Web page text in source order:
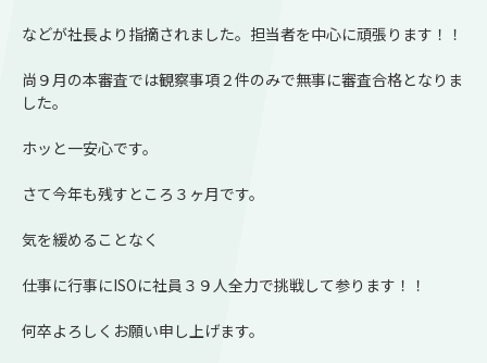
などが社長より指摘されました。担当者を中心に頑張ります！！
尚９月の本審査では観察事項２件のみで無事に審査合格となりま
した。
ホッと一安心です。
さて今年も残すところ３ヶ月です。
気を緩めることなく
仕事に行事にISOに社員３９人全力で挑戦して参ります！！
何卒よろしくお願い申し上げます。